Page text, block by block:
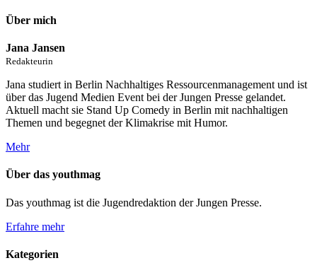
Über mich
Jana Jansen
Redakteurin
Jana studiert in Berlin Nachhaltiges Ressourcenmanagement und ist
über das Jugend Medien Event bei der Jungen Presse gelandet.
Aktuell macht sie Stand Up Comedy in Berlin mit nachhaltigen
Themen und begegnet der Klimakrise mit Humor.
Mehr
Über das youthmag
Das youthmag ist die Jugendredaktion der Jungen Presse.
Erfahre mehr
Kategorien